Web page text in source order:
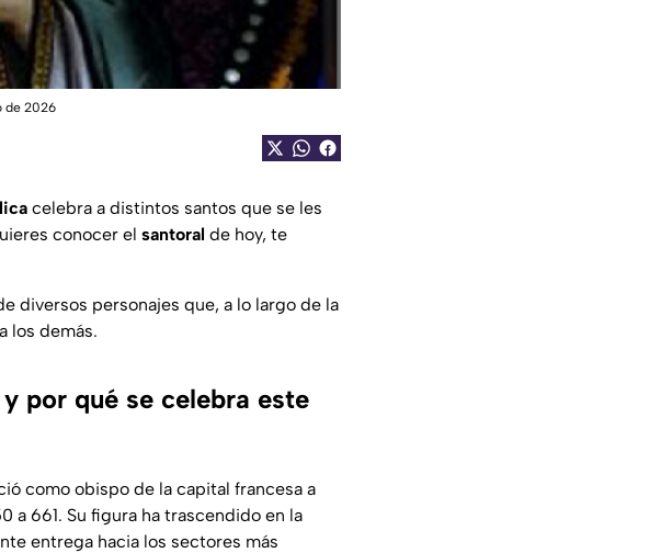
de 2026
celebra a distintos santos que se les
conocer el santoral de hoy, te
diversos personajes que, a lo largo de la
los demás.
por qué se celebra este
como obispo de la capital francesa a
a 661. Su figura ha trascendido en la
entrega hacia los sectores más